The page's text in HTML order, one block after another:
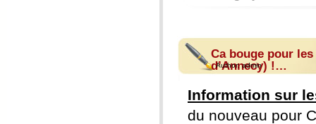
Ca bouge pour
d’Annecy) !…
Author:admin
Information sur
du nouveau pour